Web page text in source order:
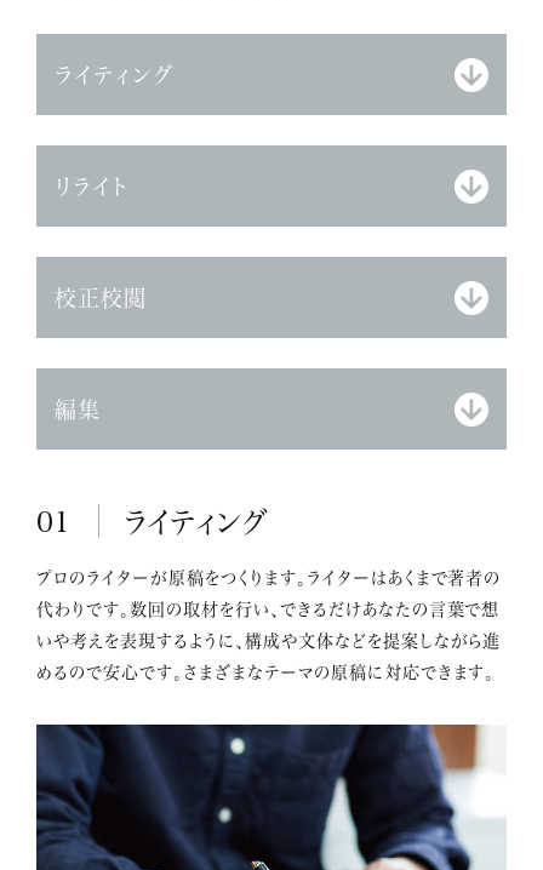
ライティング
リライト
校正校閲
編集
01 ライティング
プロのライターが原稿をつくります。ライターはあくまで著者の
代わりです。数回の取材を行い、できるだけあなたの言葉で想
いや考えを表現するように、構成や文体などを提案しながら進
めるので安心です。さまざまなテーマの原稿に対応できます。